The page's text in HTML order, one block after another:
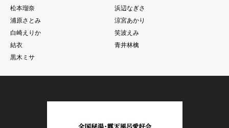
松本瑠奈
浜辺なぎさ
浦原さとみ
涼宮あかり
白崎えりか
笑波えみ
結衣
青井林檎
黒木ミサ